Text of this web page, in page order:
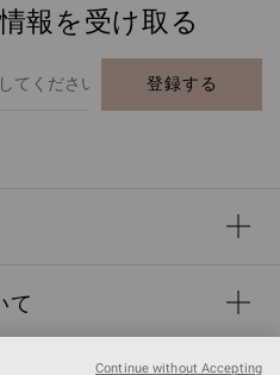
報を受け取る
登録する
て
Continue without Accepting